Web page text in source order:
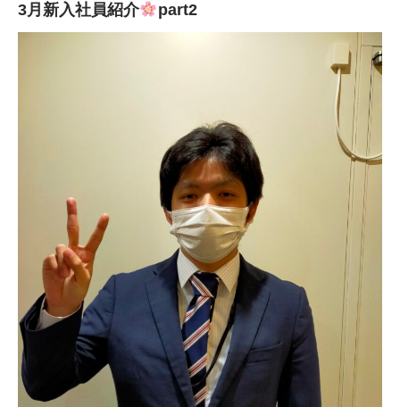
3月新入社員紹介 part2